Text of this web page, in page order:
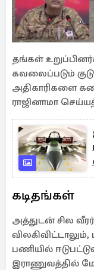
தங்கள்
கவலைப்படும்
அதிகாரிகளை
ராஜினாமா
கடிதங்கள்
அத்துடன் சில
பணியில்
இராணுவத்தில்